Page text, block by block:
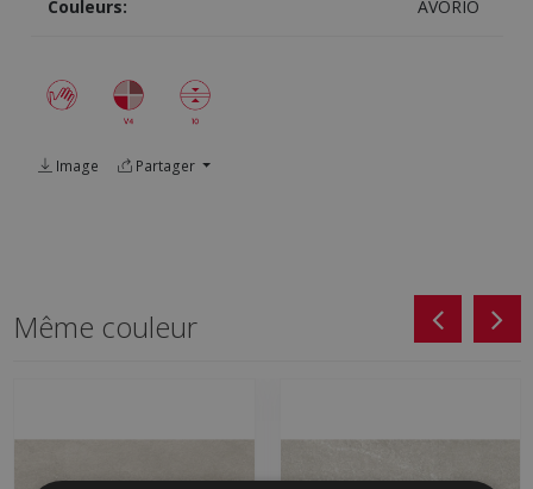
Couleurs: AVORIO
Image Partager
Même couleur